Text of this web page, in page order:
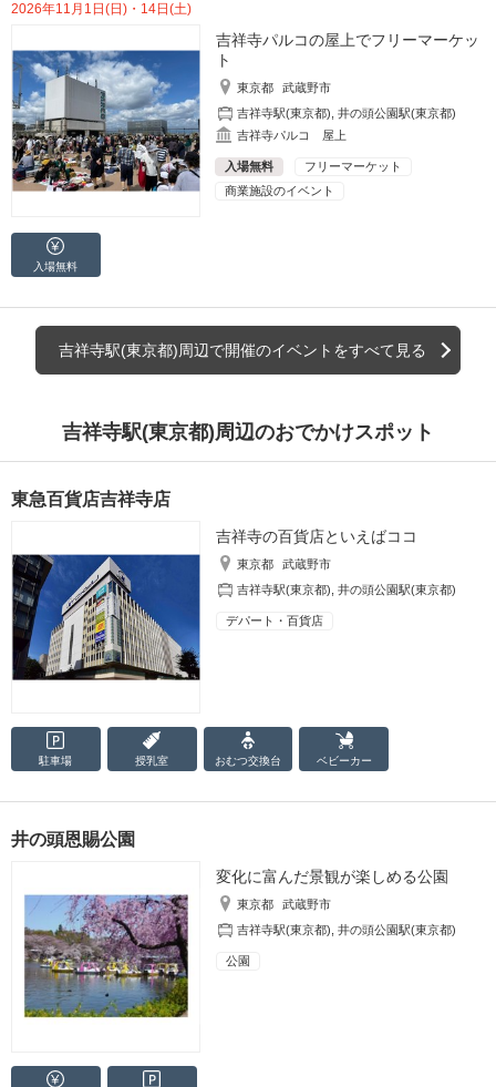
2026年11月1日(日)・14日(土)
吉祥寺パルコの屋上でフリーマーケッ
ト
東京都
武蔵野市
吉祥寺駅(東京都) ,井の頭公園駅(東京都)
吉祥寺パルコ 屋上
入場無料
フリーマーケット
商業施設のイベント
入場無料
吉祥寺駅(東京都)周辺で開催のイベントをすべて見る
吉祥寺駅(東京都)周辺のおでかけスポット
東急百貨店吉祥寺店
吉祥寺の百貨店といえばココ
東京都
武蔵野市
吉祥寺駅(東京都) ,井の頭公園駅(東京都)
デパート・百貨店
駐車場 授乳室 おむつ交換台 ベビーカー
井の頭恩賜公園
変化に富んだ景観が楽しめる公園
東京都
武蔵野市
吉祥寺駅(東京都) ,井の頭公園駅(東京都)
公園